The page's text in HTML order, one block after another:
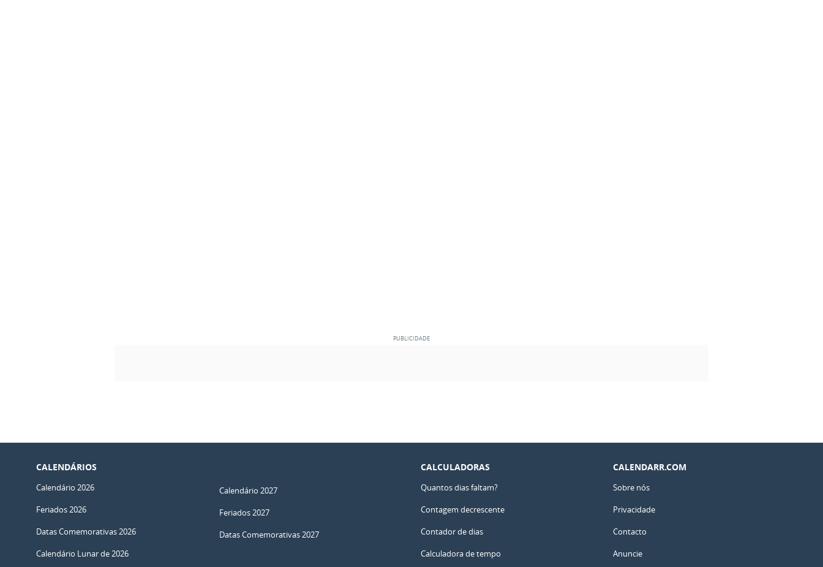
CALENDÁRIOS
Calendário 2026
Feriados 2026
Datas Comemorativas 2026
Calendário Lunar de 2026
Calendário 2027
Feriados 2027
Datas Comemorativas 2027
CALCULADORAS
Quantos dias faltam?
Contagem decrescente
Contador de dias
Calculadora de tempo
CALENDARR.COM
Sobre nós
Privacidade
Contacto
Anuncie